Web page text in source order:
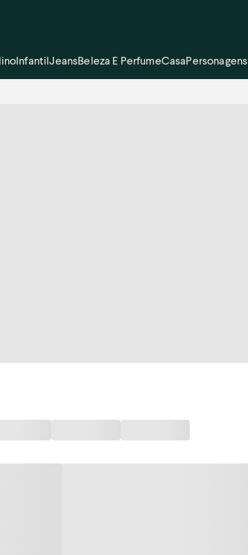
InfantilJeansBeleza E PerfumeCasaPersonagens